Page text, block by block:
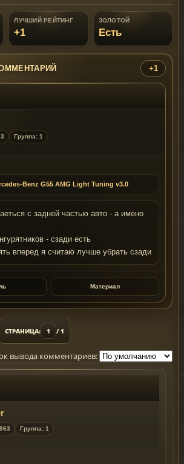
ЛУЧШИЙ РЕЙТИНГ
+1
ЗОЛОТОЙ
Есть
+1
Группа: 1
Benz G55 AMG Light Tuning v3.0
с задней частью авто - а имено
- сзади есть
вперед я считаю лучше убрать сзади
Материал
СТРАНИЦА: 1 / 1
вывода комментариев:
Группа: 1